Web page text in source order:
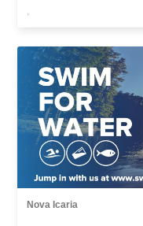
,
Nova Icaria